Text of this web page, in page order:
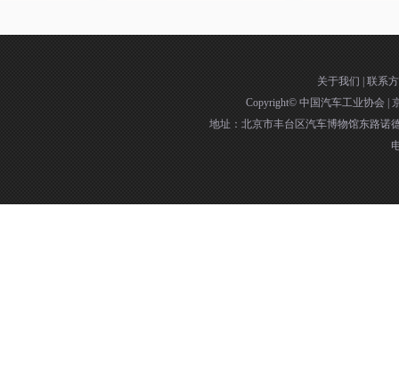
关于我们
联系
Copyright© 中国汽车工业协会
地址：北京市丰台区汽车博物馆东路诺